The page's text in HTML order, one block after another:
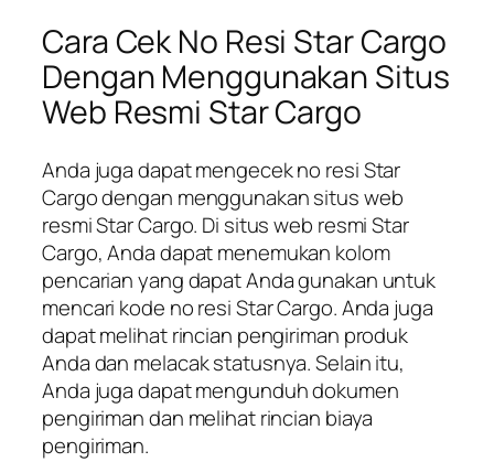
Cara Cek No Resi Star Cargo
Dengan Menggunakan Situs
Web Resmi Star Cargo
Anda juga dapat mengecek no resi Star
Cargo dengan menggunakan situs web
resmi Star Cargo. Di situs web resmi Star
Cargo, Anda dapat menemukan kolom
pencarian yang dapat Anda gunakan untuk
mencari kode no resi Star Cargo. Anda juga
dapat melihat rincian pengiriman produk
Anda dan melacak statusnya. Selain itu,
Anda juga dapat mengunduh dokumen
pengiriman dan melihat rincian biaya
pengiriman.